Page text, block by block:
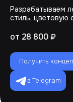
Разрабатываем
стиль, цветовую
от 28 800 ₽
Получить
в Telegram